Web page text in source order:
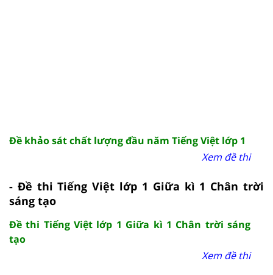
Đề khảo sát chất lượng đầu năm Tiếng Việt lớp 1
Xem đề thi
- Đề thi Tiếng Việt lớp 1 Giữa kì 1 Chân trời
sáng tạo
Đề thi Tiếng Việt lớp 1 Giữa kì 1 Chân trời sáng
tạo
Xem đề thi